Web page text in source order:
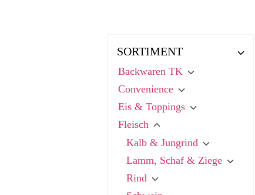
SORTIMENT
Backwaren TK
Convenience
Eis & Toppings
Fleisch
Kalb & Jungrind
Lamm, Schaf & Ziege
Rind